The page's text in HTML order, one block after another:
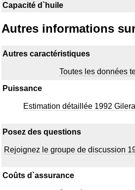
Capacité d`huile
Autres informations
Autres caractéristiques
Toutes les données
Puissance
Estimation détaillée 1992
Posez des questions
Rejoignez le groupe de discussion
Coûts d`assurance